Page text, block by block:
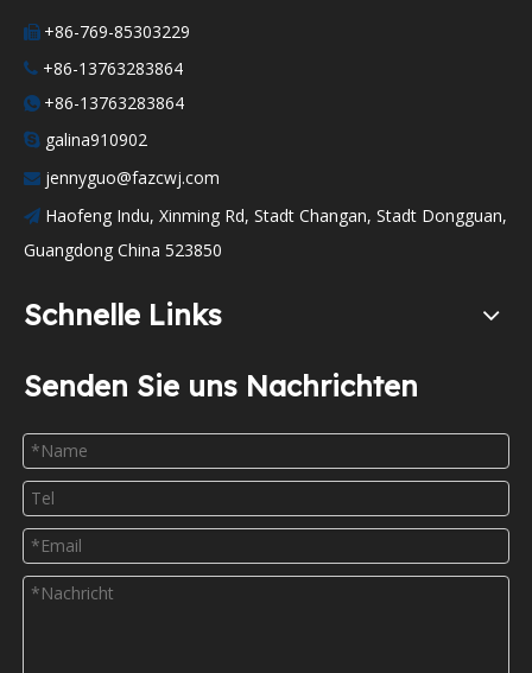
 +86-769-85303229
 +86-13763283864
 +86-13763283864
 galina910902
 jennyguo@fazcwj.com
 Haofeng Indu, Xinming Rd, Stadt Changan, Stadt Dongguan,
Guangdong China 523850
Schnelle Links
Senden Sie uns Nachrichten